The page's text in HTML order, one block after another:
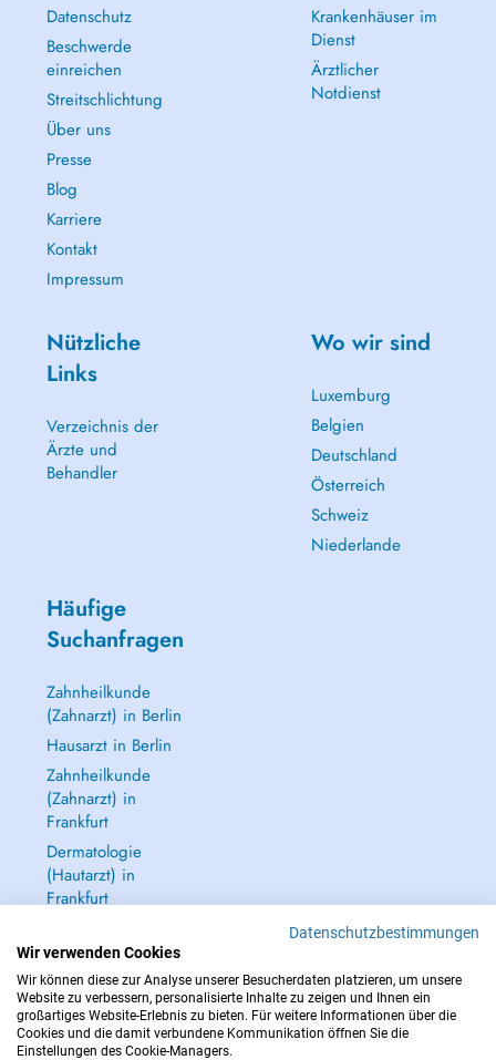
Datenschutz
Beschwerde
einreichen
Streitschlichtung
Über uns
Presse
Blog
Karriere
Kontakt
Impressum
Krankenhäuser im
Dienst
Ärztlicher
Notdienst
Nützliche
Links
Verzeichnis der
Ärzte und
Behandler
Wo wir sind
Luxemburg
Belgien
Deutschland
Österreich
Schweiz
Niederlande
Häufige
Suchanfragen
Zahnheilkunde
(Zahnarzt) in Berlin
Hausarzt in Berlin
Zahnheilkunde
(Zahnarzt) in
Frankfurt
Dermatologie
(Hautarzt) in
Frankfurt
IM NOTFALL WENDEN SIE SICH AN : 112
Datenschutzbestimmungen
Wir verwenden Cookies
Wir können diese zur Analyse unserer Besucherdaten platzieren, um unsere
Website zu verbessern, personalisierte Inhalte zu zeigen und Ihnen ein
großartiges Website-Erlebnis zu bieten. Für weitere Informationen über die
Cookies und die damit verbundene Kommunikation öffnen Sie die
Einstellungen des Cookie-Managers.